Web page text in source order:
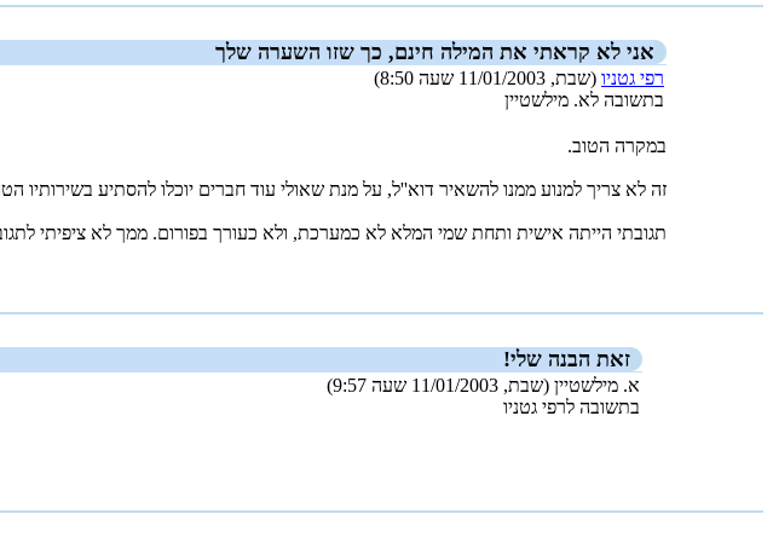
אני לא קראתי את המילה חינם, כך שזו השערה שלך
רפי גטניו (שבת, 11/01/2003 שעה 8:50)
בתשובה לא. מילשטיין
במקרה הטוב.
זה לא צריך למנוע ממנו להשאיר דוא''ל, על מנת שאולי עוד חברים יוכלו להסתיע בשירותיו
תגובתי הייתה אישית ותחת שמי המלא לא כמערכת, ולא כעורך בפורום. ממך לא ציפיתי
זאת הבנה שלי!
א. מילשטיין (שבת, 11/01/2003 שעה 9:57)
בתשובה לרפי גטניו